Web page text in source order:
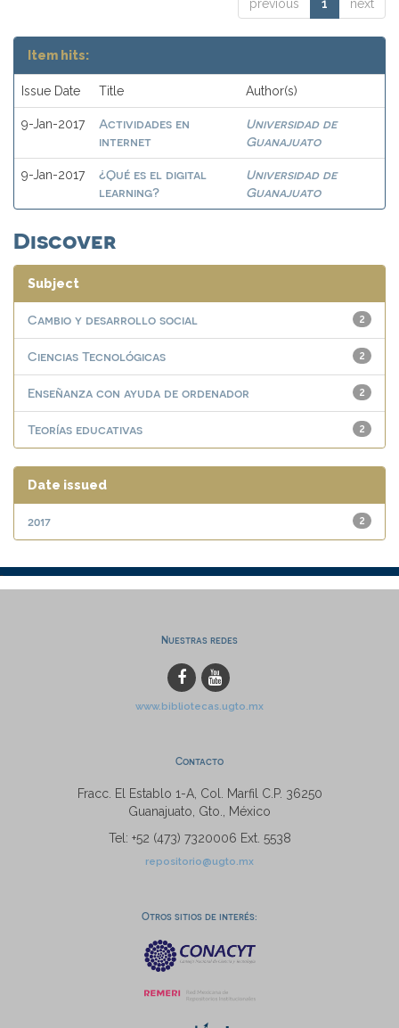
previous 1 next
Item hits:
Issue Date Title Author(s)
9-Jan-2017
Actividades en
internet
Universidad de
Guanajuato
9-Jan-2017
¿Qué es el digital
learning?
Universidad de
Guanajuato
Discover
Subject
2
Cambio y desarrollo social
2
Ciencias Tecnológicas
2
Enseñanza con ayuda de ordenador
2
Teorías educativas
Date issued
2
2017
Nuestras redes
www.bibliotecas.ugto.mx
Contacto
Fracc. El Establo 1-A, Col. Marfil C.P. 36250
Guanajuato, Gto., México
Tel: +52 (473) 7320006 Ext. 5538
repositorio@ugto.mx
Otros sitios de interés: